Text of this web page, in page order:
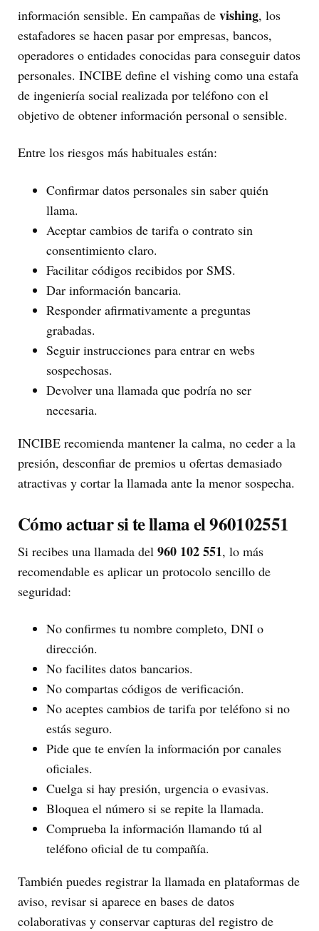
información sensible. En campañas de vishing, los
estafadores se hacen pasar por empresas, bancos,
operadores o entidades conocidas para conseguir datos
personales. INCIBE define el vishing como una estafa
de ingeniería social realizada por teléfono con el
objetivo de obtener información personal o sensible.
Entre los riesgos más habituales están:
Confirmar datos personales sin saber quién
llama.
Aceptar cambios de tarifa o contrato sin
consentimiento claro.
Facilitar códigos recibidos por SMS.
Dar información bancaria.
Responder afirmativamente a preguntas
grabadas.
Seguir instrucciones para entrar en webs
sospechosas.
Devolver una llamada que podría no ser
necesaria.
INCIBE recomienda mantener la calma, no ceder a la
presión, desconfiar de premios u ofertas demasiado
atractivas y cortar la llamada ante la menor sospecha.
Cómo actuar si te llama el 960102551
Si recibes una llamada del 960 102 551, lo más
recomendable es aplicar un protocolo sencillo de
seguridad:
No confirmes tu nombre completo, DNI o
dirección.
No facilites datos bancarios.
No compartas códigos de verificación.
No aceptes cambios de tarifa por teléfono si no
estás seguro.
Pide que te envíen la información por canales
oficiales.
Cuelga si hay presión, urgencia o evasivas.
Bloquea el número si se repite la llamada.
Comprueba la información llamando tú al
teléfono oficial de tu compañía.
También puedes registrar la llamada en plataformas de
aviso, revisar si aparece en bases de datos
colaborativas y conservar capturas del registro de